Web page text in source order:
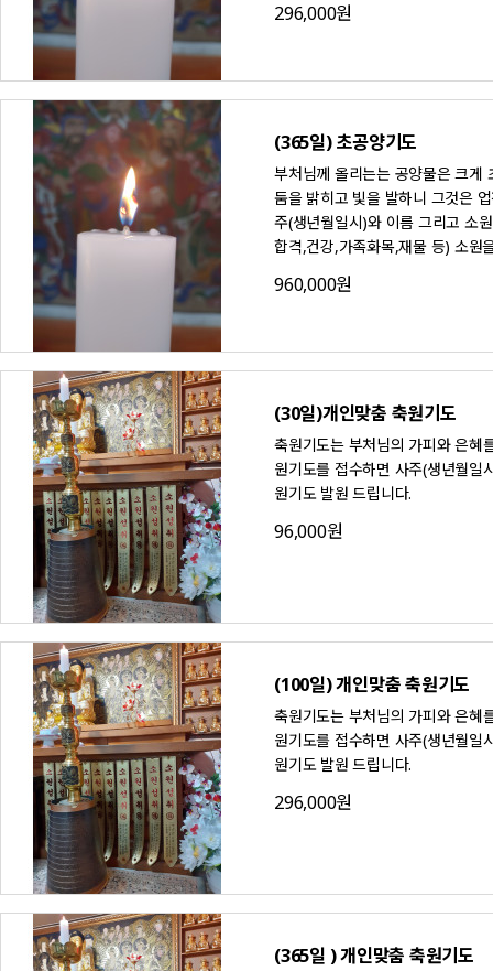
296,000원
(365일) 초공양기도
부처님께 올리는는 공양물은 크게
둠을 밝히고 빛을 발하니 그것은
주(생년월일시)와 이름 그리고 소
합격,건강,가족화목,재물 등) 소원
960,000원
(30일)개인맞춤 축원기도
축원기도는 부처님의 가피와 은혜
원기도를 접수하면 사주(생년월
원기도 발원 드립니다.
96,000원
(100일) 개인맞춤 축원기도
축원기도는 부처님의 가피와 은혜
원기도를 접수하면 사주(생년월
원기도 발원 드립니다.
296,000원
(365일 ) 개인맞춤 축원기도